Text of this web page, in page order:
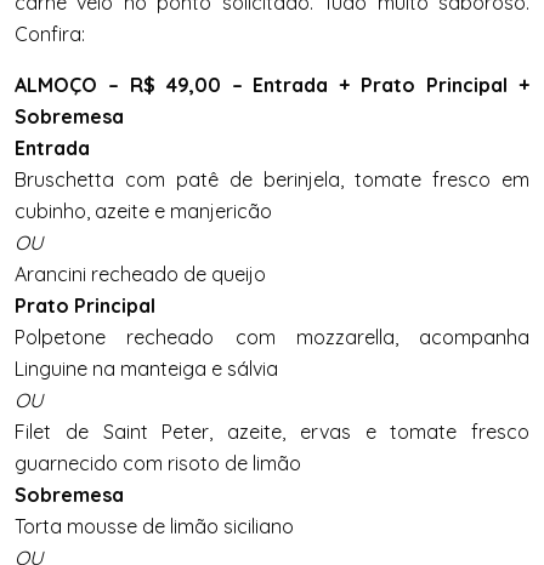
Confira:
ALMOÇO – R$ 49,00 – Entrada + Prato Principal +
Sobremesa
Entrada
Bruschetta com patê de berinjela, tomate fresco em
cubinho, azeite e manjericão
OU
Arancini recheado de queijo
Prato Principal
Polpetone recheado com mozzarella, acompanha
Linguine na manteiga e sálvia
OU
Filet de Saint Peter, azeite, ervas e tomate fresco
guarnecido com risoto de limão
Sobremesa
Torta mousse de limão siciliano
OU